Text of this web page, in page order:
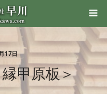
17日
縁甲原板＞